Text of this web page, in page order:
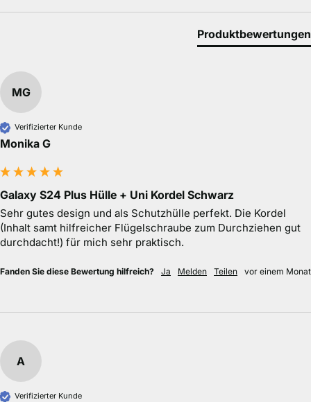
Produktbewertungen
MG
Verifizierter Kunde
Monika G
Galaxy S24 Plus Hülle + Uni Kordel Schwarz
Sehr gutes design und als Schutzhülle perfekt. Die Kordel
(Inhalt samt hilfreicher Flügelschraube zum Durchziehen gut
durchdacht!) für mich sehr praktisch.
Fanden Sie diese Bewertung hilfreich? Ja Melden Teilen vor einem Monat
A
Verifizierter Kunde